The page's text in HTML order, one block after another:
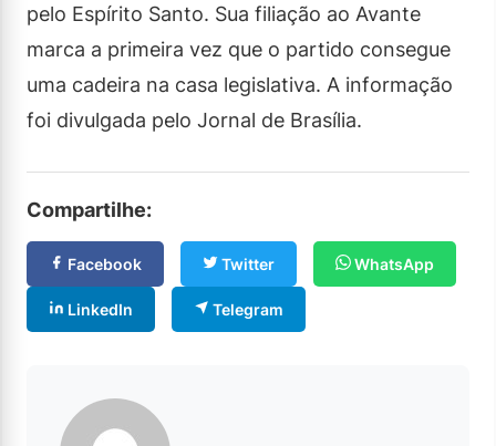
pelo Espírito Santo. Sua filiação ao Avante
marca a primeira vez que o partido consegue
uma cadeira na casa legislativa. A informação
foi divulgada pelo Jornal de Brasília.
Compartilhe:
Facebook Twitter WhatsApp
LinkedIn Telegram